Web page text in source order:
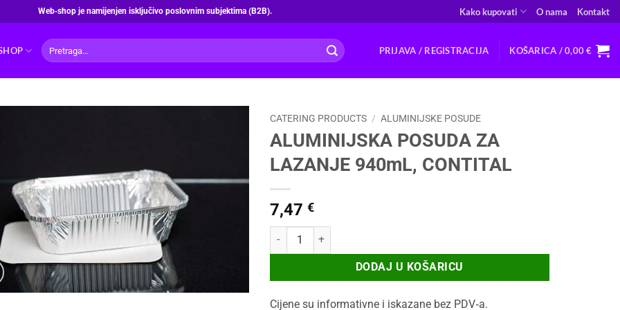
Web‑shop je namijenjen isključivo poslovnim subjektima (B2B). Kako kupovati O nama Kontakt
Pretraži:
PRIJAVA / REGISTRACIJA KOŠARICA /0,00€
CATERING PRODUCTS / ALUMINIJSKE POSUDE
ALUMINIJSKA POSUDA ZA
LAZANJE 940mL, CONTITAL
7,47 €
ALUMINIJSKA POSUDA ZA LAZANJE 940mL, CONTITAL količina
DODAJ U KOŠARICU
Cijene su informativne i iskazane bez PDV‑a.